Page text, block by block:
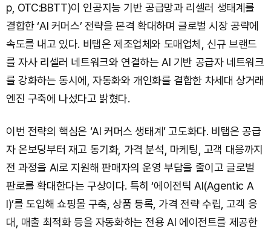
p, OTC:BBTT)이 인공지능 기반 공급망과 리셀러 생태계를
결합한 ‘AI 커머스’ 전략을 본격 확대하며 글로벌 시장 공략에
속도를 내고 있다. 비탭은 제조업체와 도매업체, 신규 브랜드
를 자사 리셀러 네트워크와 연결하는 AI 기반 공급자 네트워크
를 강화하는 동시에, 자동화와 개인화를 결합한 차세대 상거래
엔진 구축에 나섰다고 밝혔다.
이번 전략의 핵심은 ‘AI 커머스 생태계’ 고도화다. 비탭은 공급
자 온보딩부터 재고 동기화, 가격 분석, 마케팅, 고객 대응까지
전 과정을 AI로 지원해 판매자의 운영 부담을 줄이고 글로벌
판로를 확대한다는 구상이다. 특히 ‘에이전틱 AI(Agentic A
I)’를 도입해 쇼핑몰 구축, 상품 등록, 가격 전략 수립, 고객 응
대, 매출 최적화 등을 자동화하는 전용 AI 에이전트를 제공한